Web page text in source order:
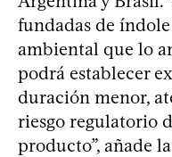
fundadas de
ambiental que lo
podrá establecer
duración menor,
riesgo regulatorio
producto”, añade